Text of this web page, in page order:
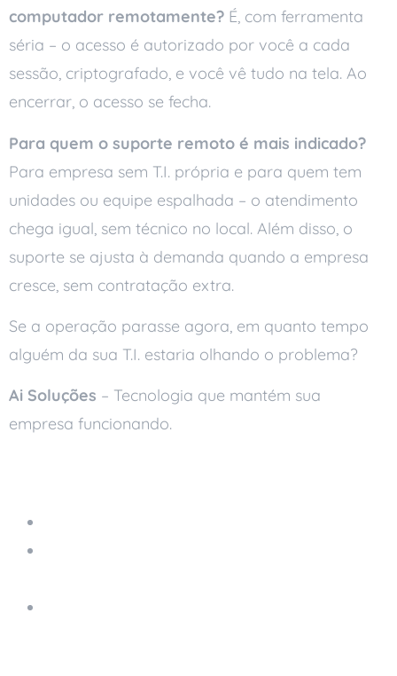
computador remotamente? É, com ferramenta
séria – o acesso é autorizado por você a cada
sessão, criptografado, e você vê tudo na tela. Ao
encerrar, o acesso se fecha.
Para quem o suporte remoto é mais indicado?
Para empresa sem T.I. própria e para quem tem
unidades ou equipe espalhada – o atendimento
chega igual, sem técnico no local. Além disso, o
suporte se ajusta à demanda quando a empresa
cresce, sem contratação extra.
Se a operação parasse agora, em quanto tempo
alguém da sua T.I. estaria olhando o problema?
Ai Soluções – Tecnologia que mantém sua
empresa funcionando.